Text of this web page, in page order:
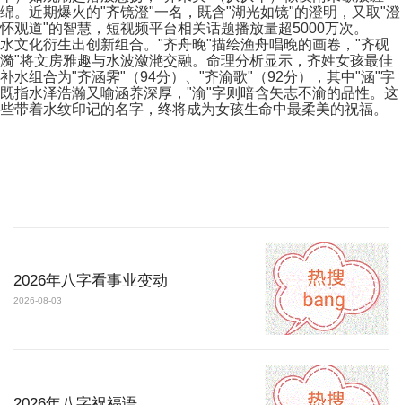
绵。近期爆火的"齐镜澄"一名，既含"湖光如镜"的澄明，又取"澄
怀观道"的智慧，短视频平台相关话题播放量超5000万次。
水文化衍生出创新组合。"齐舟晚"描绘渔舟唱晚的画卷，"齐砚
漪"将文房雅趣与水波潋滟交融。命理分析显示，齐姓女孩最佳
补水组合为"齐涵霁"（94分）、"齐渝歌"（92分），其中"涵"字
既指水泽浩瀚又喻涵养深厚，"渝"字则暗含矢志不渝的品性。这
些带着水纹印记的名字，终将成为女孩生命中最柔美的祝福。
2026年八字看事业变动
2026-08-03